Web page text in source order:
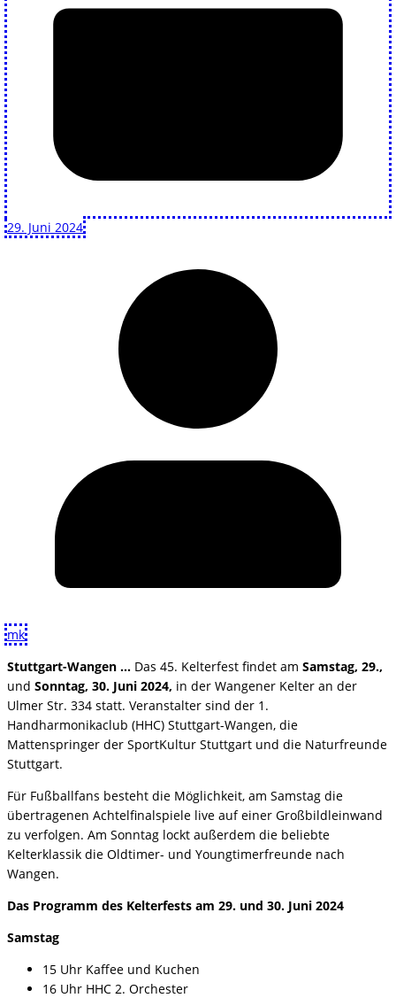
29. Juni 2024
mk
Stuttgart-Wangen … Das 45. Kelterfest findet am Samstag, 29.,
und Sonntag, 30. Juni 2024, in der Wangener Kelter an der
Ulmer Str. 334 statt. Veranstalter sind der 1.
Handharmonikaclub (HHC) Stuttgart-Wangen, die
Mattenspringer der SportKultur Stuttgart und die Naturfreunde
Stuttgart.
Für Fußballfans besteht die Möglichkeit, am Samstag die
übertragenen Achtelfinalspiele live auf einer Großbildleinwand
zu verfolgen. Am Sonntag lockt außerdem die beliebte
Kelterklassik die Oldtimer- und Youngtimerfreunde nach
Wangen.
Das Programm des Kelterfests am 29. und 30. Juni 2024
Samstag
15 Uhr Kaffee und Kuchen
16 Uhr HHC 2. Orchester